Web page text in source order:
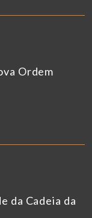
Ordem
da Cadeia da